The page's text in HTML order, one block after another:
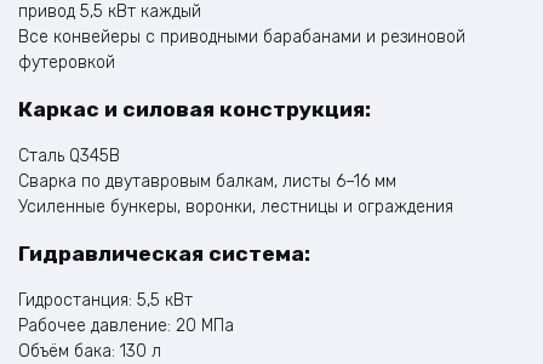
привод 5,5 кВт каждый
Все конвейеры с приводными барабанами и резиновой
футеровкой
Каркас и силовая конструкция:
Сталь Q345B
Сварка по двутавровым балкам, листы 6–16 мм
Усиленные бункеры, воронки, лестницы и ограждения
Гидравлическая система:
Гидростанция: 5,5 кВт
Рабочее давление: 20 МПа
Объём бака: 130 л